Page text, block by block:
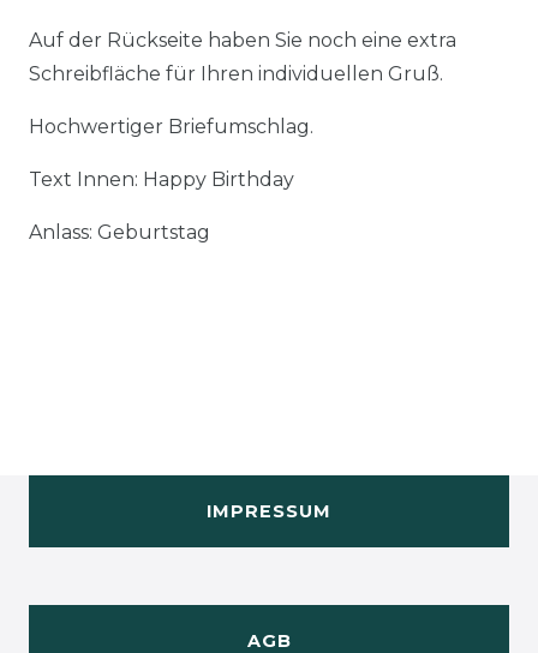
Auf der Rückseite haben Sie noch eine extra
Schreibfläche für Ihren individuellen Gruß.
Hochwertiger Briefumschlag.
Text Innen: Happy Birthday
Anlass: Geburtstag
IMPRESSUM
AGB